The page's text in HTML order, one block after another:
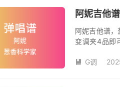
阿妮吉他
阿妮吉他谱
变调夹4品即
 G调